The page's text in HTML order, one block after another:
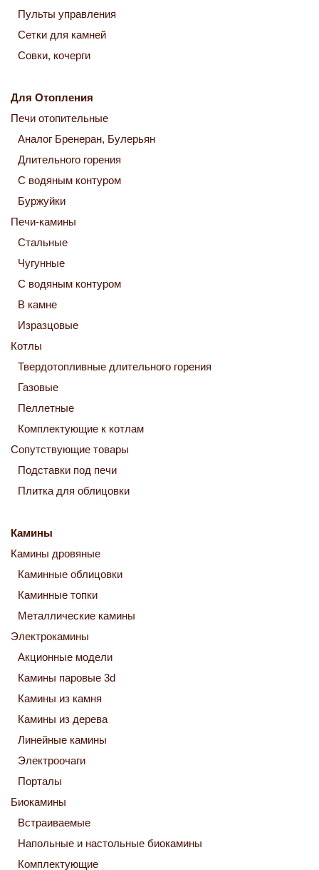
Пульты управления
Сетки для камней
Совки, кочерги
Для Отопления
Печи отопительные
Аналог Бренеран, Булерьян
Длительного горения
С водяным контуром
Буржуйки
Печи-камины
Стальные
Чугунные
С водяным контуром
В камне
Изразцовые
Котлы
Твердотопливные длительного горения
Газовые
Пеллетные
Комплектующие к котлам
Сопутствующие товары
Подставки под печи
Плитка для облицовки
Камины
Камины дровяные
Каминные облицовки
Каминные топки
Металлические камины
Электрокамины
Акционные модели
Камины паровые 3d
Камины из камня
Камины из дерева
Линейные камины
Электроочаги
Порталы
Биокамины
Встраиваемые
Напольные и настольные биокамины
Комплектующие